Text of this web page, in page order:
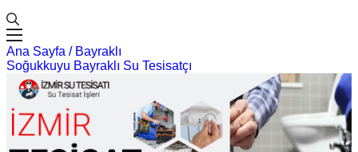
Ana Sayfa / Bayraklı
Soğukkuyu Bayraklı Su Tesisatçı